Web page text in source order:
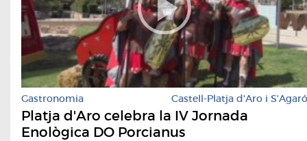
Gastronomia Castell-Platja d'Aro i S'Agaró
Platja d'Aro celebra la IV Jornada
Enològica DO Porcianus